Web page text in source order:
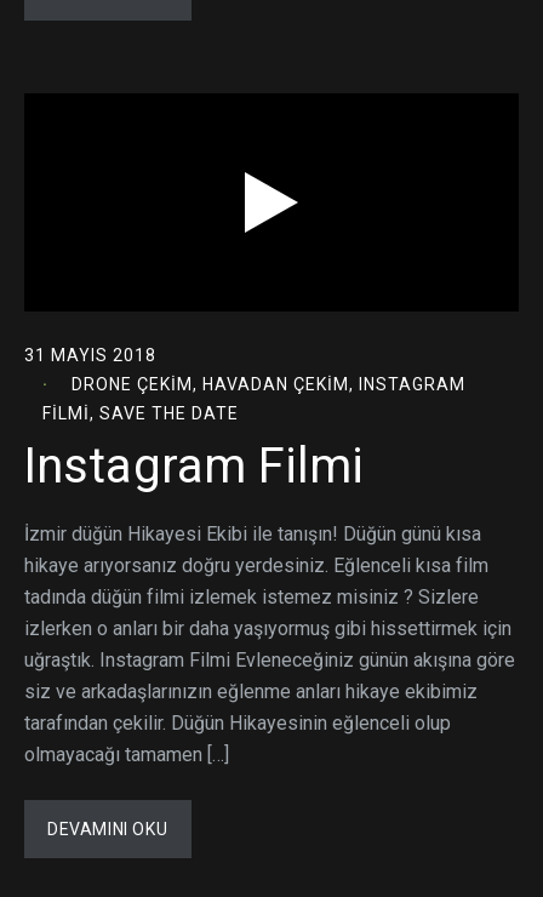
31 MAYIS 2018
DRONE ÇEKIM, HAVADAN ÇEKIM, INSTAGRAM
FILMI, SAVE THE DATE
Instagram Filmi
İzmir düğün Hikayesi Ekibi ile tanışın! Düğün günü kısa
hikaye arıyorsanız doğru yerdesiniz. Eğlenceli kısa film
tadında düğün filmi izlemek istemez misiniz ? Sizlere
izlerken o anları bir daha yaşıyormuş gibi hissettirmek için
uğraştık. Instagram Filmi Evleneceğiniz günün akışına göre
siz ve arkadaşlarınızın eğlenme anları hikaye ekibimiz
tarafından çekilir. Düğün Hikayesinin eğlenceli olup
olmayacağı tamamen […]
DEVAMINI OKU